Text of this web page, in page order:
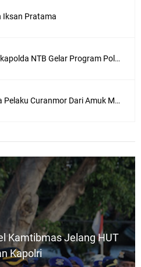
Iksan Pratama
Kapolsek Dampingi Wakapolda NTB Gelar Program Polmas di Kelurahan Taman Sari
Polisi Evakuasi Terduga Pelaku Curanmor Dari Amuk Masa
Kamtibmas Jelang HUT
Kapolri